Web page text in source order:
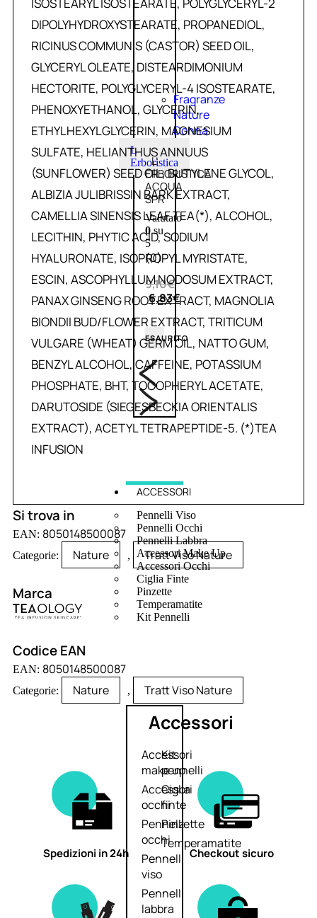
Fragranze
Nature
Donna
L
Erboristica
L’
ERBORISTICA
ACQUA
SPR
Valutato
0su
5
(0)
9,10€
6,83€
ESAURITO
ACCESSORI
Pennelli Viso
Pennelli Occhi
Pennelli Labbra
Accessori Make Up
Accessori Occhi
Ciglia Finte
Pinzette
Temperamatite
Kit Pennelli
Accessori
Accessori
make up
Accessori
occhi
Pennelli
occhi
Pennelli
viso
Pennelli
labbra
Kit
pennelli
Ciglia
finte
Pinzette
Temperamatite
DIPOLYHYDROXYSTEARATE, PROPANEDIOL,
RICINUS COMMUNIS (CASTOR) SEED OIL,
GLYCERYL OLEATE, DISTEARDIMONIUM
HECTORITE, POLYGLYCERYL-4 ISOSTEARATE,
PHENOXYETHANOL, GLYCERIN,
ETHYLHEXYLGLYCERIN, MAGNESIUM
SULFATE, HELIANTHUS ANNUUS
(SUNFLOWER) SEED OIL, BUTYLENE GLYCOL,
ALBIZIA JULIBRISSIN BARK EXTRACT,
CAMELLIA SINENSIS LEAF TEA(*), ALCOHOL,
LECITHIN, PHYTIC ACID, SODIUM
HYALURONATE, ISOPROPYL MYRISTATE,
ESCIN, ASCOPHYLLUM NODOSUM EXTRACT,
PANAX GINSENG ROOT EXTRACT, MAGNOLIA
BIONDII BUD/FLOWER EXTRACT, TRITICUM
VULGARE (WHEAT) GERM OIL, NATTO GUM,
BENZYL ALCOHOL, CAFFEINE, POTASSIUM
PHOSPHATE, BHT, TOCOPHERYL ACETATE,
DARUTOSIDE (SIEGESBECKIA ORIENTALIS
EXTRACT), ACETYL TETRAPEPTIDE-5. (*)TEA
INFUSION
Si trova in
EAN: 8050148500087
Categorie: Nature , Tratt Viso Nature
Marca
Codice EAN
EAN: 8050148500087
Categorie: Nature , Tratt Viso Nature
Spedizioni in 24h Checkout sicuro